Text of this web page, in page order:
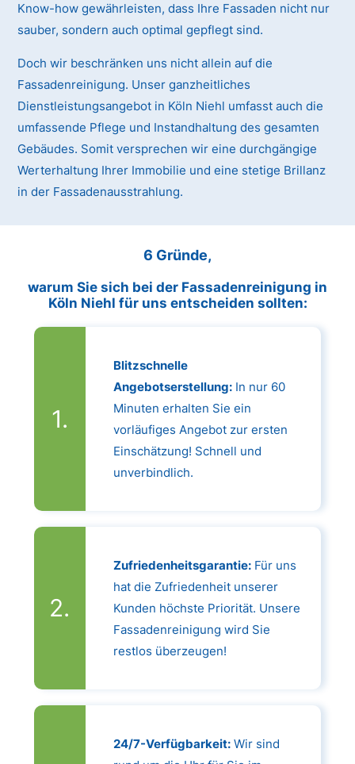
Know-how gewährleisten, dass Ihre Fassaden nicht nur
sauber, sondern auch optimal gepflegt sind.
Doch wir beschränken uns nicht allein auf die
Fassadenreinigung. Unser ganzheitliches
Dienstleistungsangebot in Köln Niehl umfasst auch die
umfassende Pflege und Instandhaltung des gesamten
Gebäudes. Somit versprechen wir eine durchgängige
Werterhaltung Ihrer Immobilie und eine stetige Brillanz
in der Fassadenausstrahlung.
6 Gründe,
warum Sie sich bei der Fassadenreinigung in
Köln Niehl für uns entscheiden sollten:
Blitzschnelle
Angebotserstellung:In nur 60
Minuten erhalten Sie ein
vorläufiges Angebot zur ersten
Einschätzung! Schnell und
unverbindlich.
Zufriedenheitsgarantie:Für uns
hat die Zufriedenheit unserer
Kunden höchste Priorität. Unsere
Fassadenreinigung wird Sie
restlos überzeugen!
24/7-Verfügbarkeit:Wir sind